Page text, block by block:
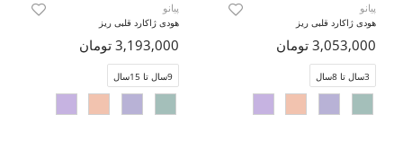
پیانو
هودی ژاکارد قلبی ریز
3,053,000 تومان
3سال تا 8سال
پیانو
هودی ژاکارد قلبی ریز
3,193,000 تومان
9سال تا 15سال